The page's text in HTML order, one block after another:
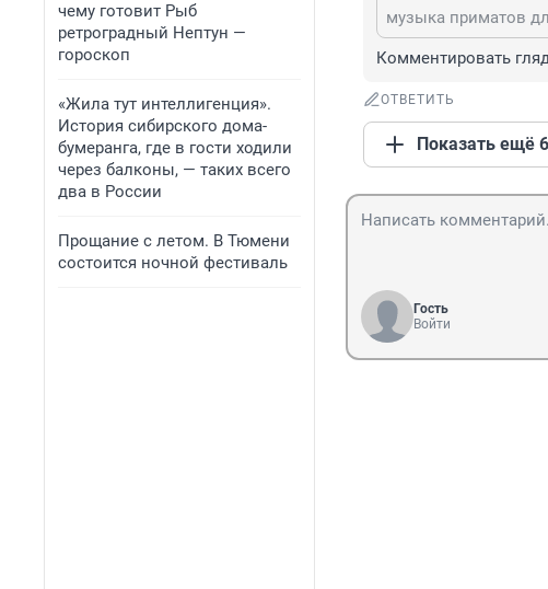
чему готовит Рыб
ретроградный Нептун —
гороскоп
«Жила тут интеллигенция».
История сибирского дома-
бумеранга, где в гости ходили
через балконы, — таких всего
два в России
Прощание с летом. В Тюмени
состоится ночной фестиваль
музыка приматов
Комментировать
ОТВЕТИТЬ
Показать ещё
Гость
Войти